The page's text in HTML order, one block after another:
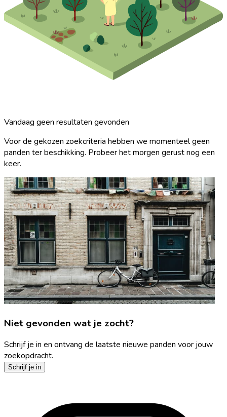
Vandaag geen resultaten gevonden
Voor de gekozen zoekcriteria hebben we momenteel geen
panden ter beschikking. Probeer het morgen gerust nog een
keer.
Niet gevonden wat je zocht?
Schrijf je in en ontvang de laatste nieuwe panden voor jouw
zoekopdracht.
Schrijf je in